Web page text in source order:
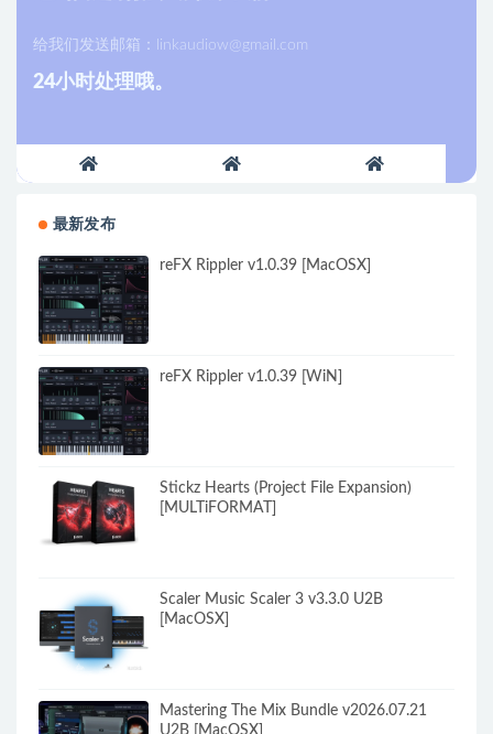
给我们发送邮箱： linkaudiow@gmail.com
24小时处理哦。
最新发布
reFX Rippler v1.0.39 [MacOSX]
reFX Rippler v1.0.39 [WiN]
Stickz Hearts (Project File Expansion)
[MULTiFORMAT]
Scaler Music Scaler 3 v3.3.0 U2B
[MacOSX]
Mastering The Mix Bundle v2026.07.21
U2B [MacOSX]